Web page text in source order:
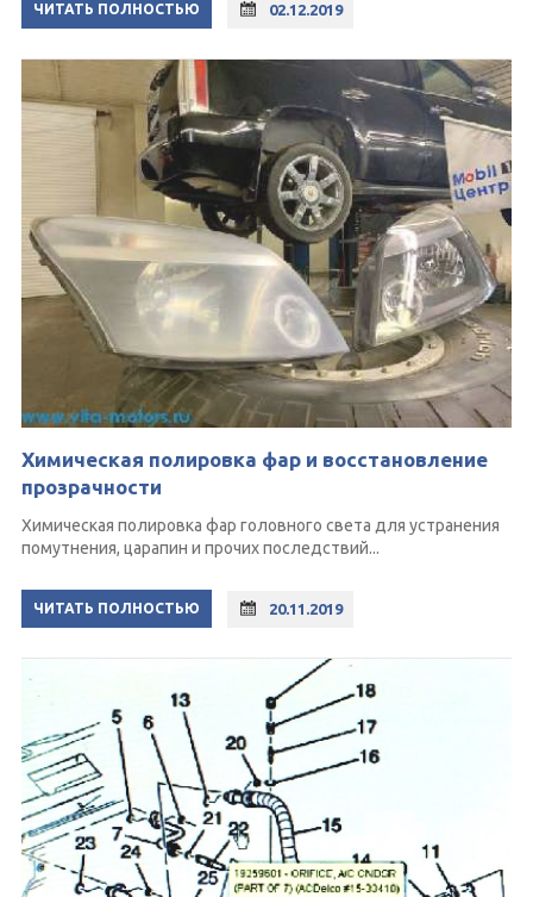
ЧИТАТЬ ПОЛНОСТЬЮ 02.12.2019
Химическая полировка фар и восстановление
прозрачности
Химическая полировка фар головного света для устранения
помутнения, царапин и прочих последствий...
ЧИТАТЬ ПОЛНОСТЬЮ 20.11.2019